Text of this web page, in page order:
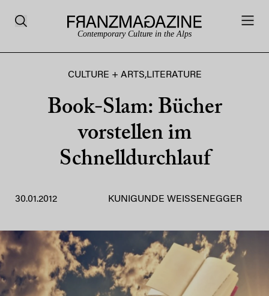
Contemporary Culture in the Alps
CULTURE + ARTS,LITERATURE
Book-Slam: Bücher
vorstellen im
Schnelldurchlauf
30.01.2012 KUNIGUNDE WEISSENEGGER